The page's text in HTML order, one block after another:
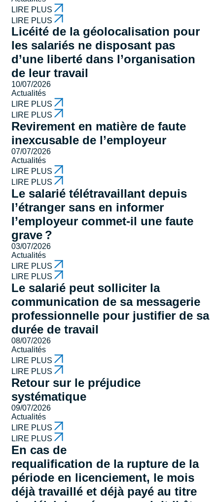
LIRE PLUS
LIRE PLUS
Licéité de la géolocalisation pour
les salariés ne disposant pas
d’une liberté dans l’organisation
de leur travail
10/07/2026
Actualités
LIRE PLUS
LIRE PLUS
Revirement en matière de faute
inexcusable de l’employeur
07/07/2026
Actualités
LIRE PLUS
LIRE PLUS
Le salarié télétravaillant depuis
l’étranger sans en informer
l’employeur commet-il une faute
grave ?
03/07/2026
Actualités
LIRE PLUS
LIRE PLUS
Le salarié peut solliciter la
communication de sa messagerie
professionnelle pour justifier de sa
durée de travail
08/07/2026
Actualités
LIRE PLUS
LIRE PLUS
Retour sur le préjudice
systématique
09/07/2026
Actualités
LIRE PLUS
LIRE PLUS
En cas de
requalification de la rupture de la
période en licenciement, le mois
déjà travaillé et déjà payé au titre